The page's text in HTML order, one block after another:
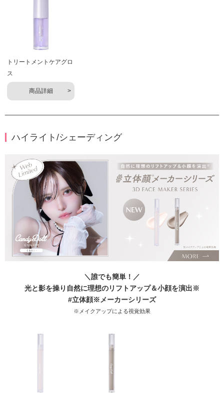
トリートメントケアグロ
ス
商品詳細
ハイライト/シェーディング
＼誰でも簡単！／
光と影を操り自然に理想のリフトアップ＆小顔を演出※
#立体顔※メーカーシリーズ
※メイクアップによる視覚効果